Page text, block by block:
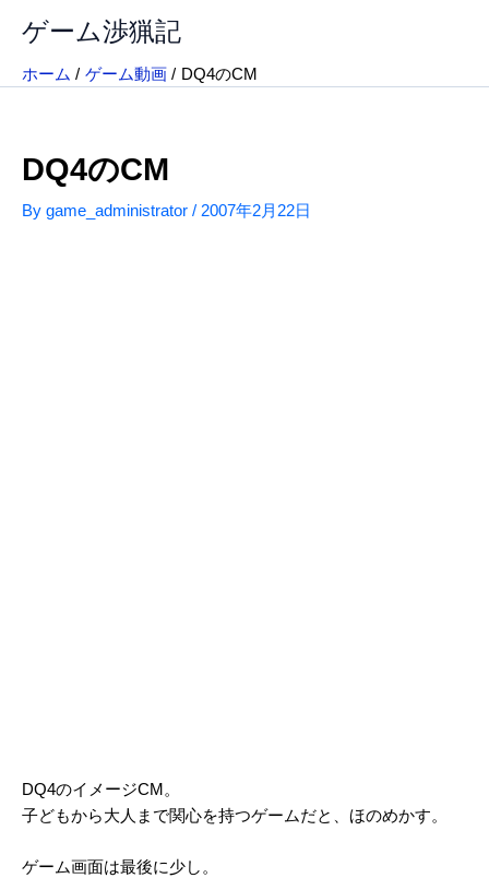
ス
ゲーム渉猟記
ホーム ゲーム動画 DQ4のCM
DQ4のCM
By game_administrator / 2007年2月22日
DQ4のイメージCM。
子どもから大人まで関心を持つゲームだと、ほのめかす。
ゲーム画面は最後に少し。